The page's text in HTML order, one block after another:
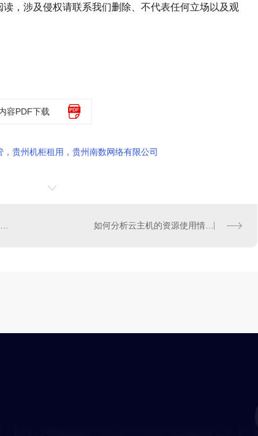
读，涉及侵权请联系我们删除、不代表任何立场以及观
容PDF下载
贵州机柜租用，贵州南数网络有限公司
包年包月模式的云主机升级配置时补差价的操作流程是怎样的 如何分析云主机的资源使用情况数据？